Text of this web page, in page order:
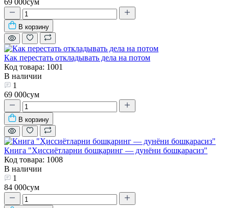
69 000сум
В корзину
Как перестать откладывать дела на потом
Код товара: 1001
В наличии
1
69 000сум
В корзину
Книга "Ҳиссиётларни бошқаринг — дунёни бошқарасиз"
Код товара: 1008
В наличии
1
84 000сум